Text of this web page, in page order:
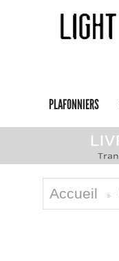
PLAFONNIERS
Accueil